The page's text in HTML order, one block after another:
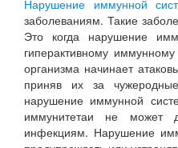
Нарушение иммунной
заболеваниям. Такие
Это когда нарушение
гиперактивному
организма начинает
приняв их за
нарушение иммунной
иммунитетаи не может
инфекциям. Нарушение